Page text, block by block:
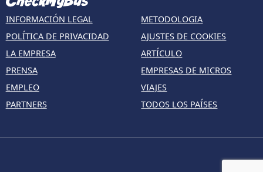
INFORMACIÓN LEGAL
POLÍTICA DE PRIVACIDAD
LA EMPRESA
PRENSA
EMPLEO
PARTNERS
METODOLOGIA
AJUSTES DE COOKIES
ARTÍCULO
EMPRESAS DE MICROS
VIAJES
TODOS LOS PAÍSES